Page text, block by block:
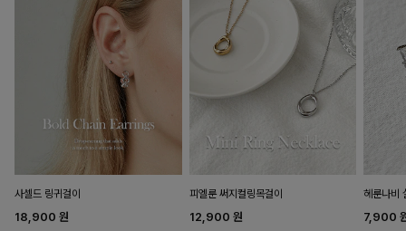
사셀드 링귀걸이
18,900 원
피엘룬 써지컬링목걸이
12,900 원
헤룬나비
7,900